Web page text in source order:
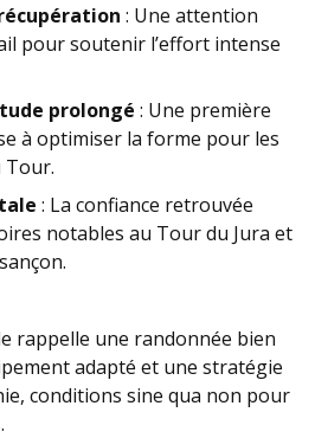
: Une attention
pour soutenir l’effort intense
prolongé : Une première
à optimiser la forme pour les
Tour.
: La confiance retrouvée
notables au Tour du Jura et
rappelle une randonnée bien
adapté et une stratégie
conditions sine qua non pour